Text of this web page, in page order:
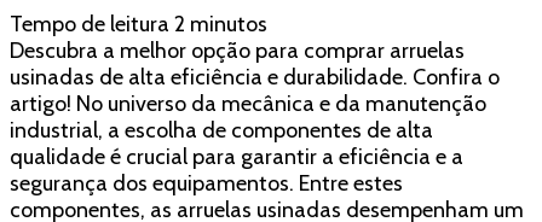
comprar
arruelas
usinadas:
conheça
a
Lufaed
Tempo de leitura 2 minutos
Descubra a melhor opção para comprar arruelas
usinadas de alta eficiência e durabilidade. Confira o
artigo! No universo da mecânica e da manutenção
industrial, a escolha de componentes de alta
qualidade é crucial para garantir a eficiência e a
segurança dos equipamentos. Entre estes
componentes, as arruelas usinadas desempenham um